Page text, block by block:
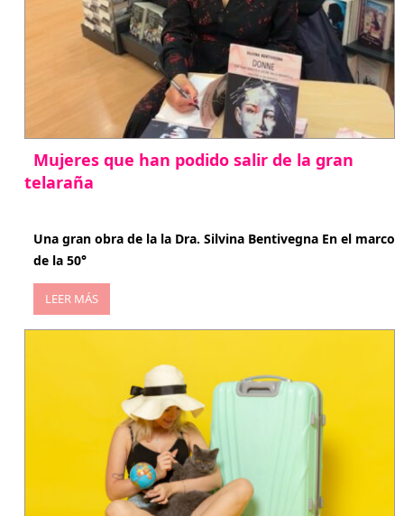
Mujeres que han podido salir de la gran
telaraña
Una gran obra de la la Dra. Silvina Bentivegna En el marco
de la 50°
LEER MÁS